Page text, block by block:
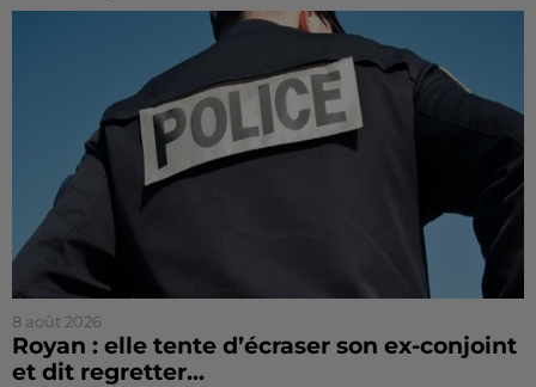
8 août 2026
Royan : elle tente d’écraser son ex-conjoint
et dit regretter...